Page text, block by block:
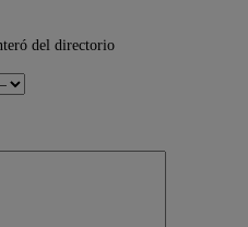
del directorio